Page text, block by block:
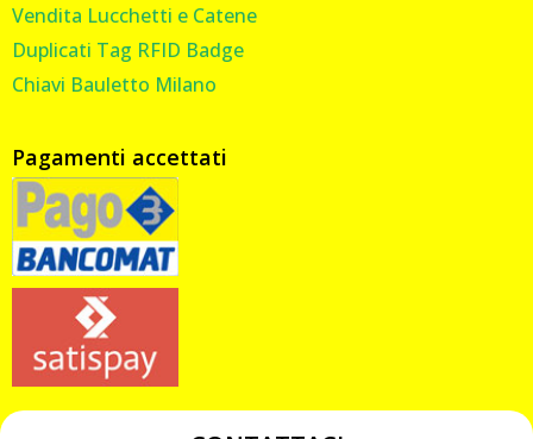
Vendita Lucchetti e Catene
Duplicati Tag RFID Badge
Chiavi Bauletto Milano
Pagamenti accettati